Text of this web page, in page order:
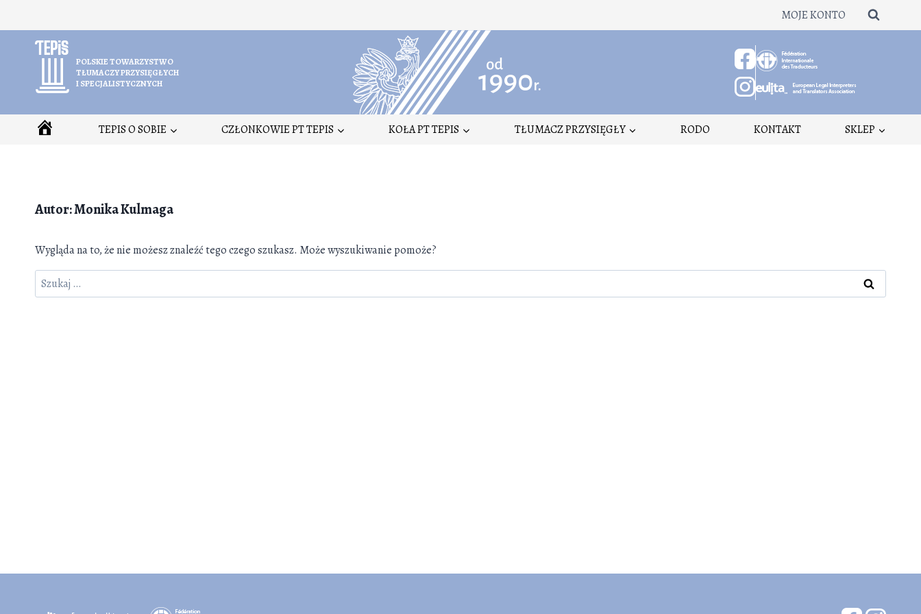
MOJE KONTO
POLSKIE TOWARZYSTWO
TŁUMACZY PRZYSIĘGŁYCH
I SPECJALISTYCZNYCH
TEPIS O SOBIE CZŁONKOWIE PT TEPIS KOŁA PT TEPIS TŁUMACZ PRZYSIĘGŁY RODO KONTAKT SKLEP
Autor: Monika Kulmaga
Wygląda na to, że nie możesz znaleźć tego czego szukasz. Może wyszukiwanie pomoże?
Szukaj: